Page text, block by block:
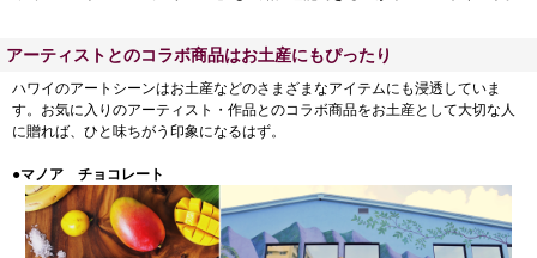
アーティストとのコラボ商品はお土産にもぴったり
ハワイのアートシーンはお土産などのさまざまなアイテムにも浸透していま
す。お気に入りのアーティスト・作品とのコラボ商品をお土産として大切な人
に贈れば、ひと味ちがう印象になるはず。
●マノア チョコレート